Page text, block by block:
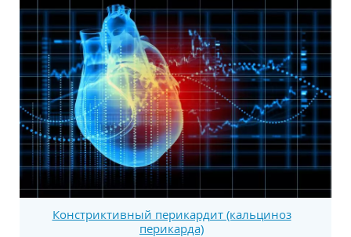
Констриктивный перикардит (кальциноз
перикарда)